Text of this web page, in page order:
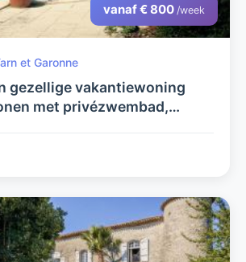
vanaf € 800 /week
et Garonne
gezellige vakantiewoning
met privézwembad,